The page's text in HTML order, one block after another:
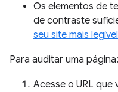
Os elementos de
de contraste
seu site mais legível
Para auditar uma página:
Acesse o URL que